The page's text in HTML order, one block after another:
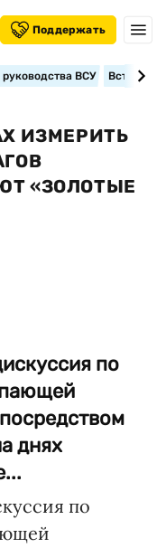
Поддержать
руководства ВСУ
ИЗМЕРИТЬ
«ЗОЛОТЫЕ
по
днях
по